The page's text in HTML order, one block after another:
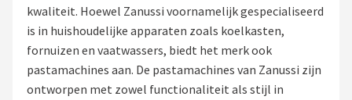
Restaurants
Keukenmachines
kwaliteit. Hoewel Zanussi voornamelijk gespecialiseerd
is in huishoudelijke apparaten zoals koelkasten,
fornuizen en vaatwassers, biedt het merk ook
pastamachines aan. De pastamachines van Zanussi zijn
ontworpen met zowel functionaliteit als stijl in